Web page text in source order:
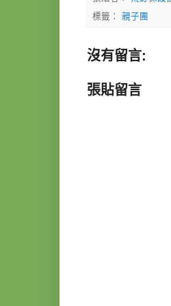
標籤： 親子團
沒有留言:
張貼留言